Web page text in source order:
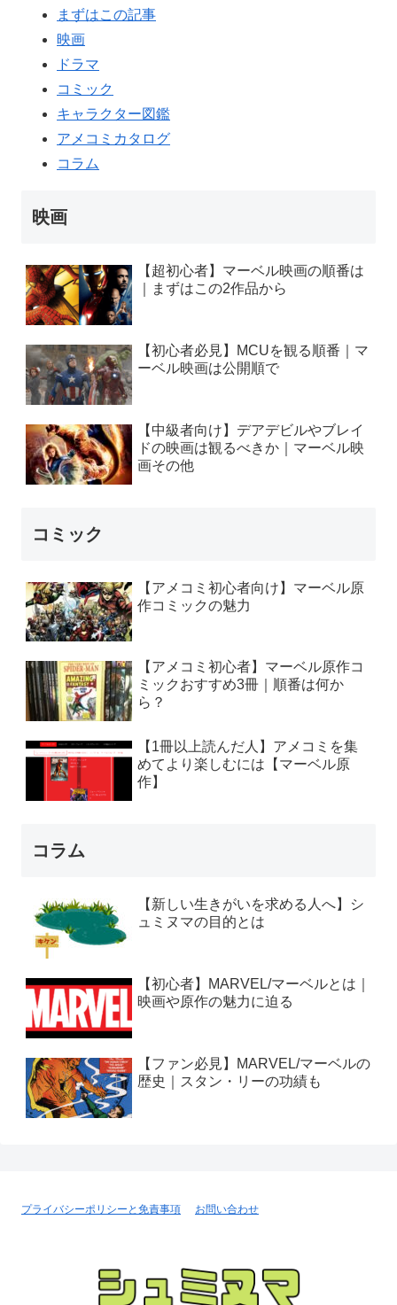
まずはこの記事
映画
ドラマ
コミック
キャラクター図鑑
アメコミカタログ
コラム
映画
【超初心者】マーベル映画の順番は
｜まずはこの2作品から
【初心者必見】MCUを観る順番｜マ
ーベル映画は公開順で
【中級者向け】デアデビルやブレイ
ドの映画は観るべきか｜マーベル映
画その他
コミック
【アメコミ初心者向け】マーベル原
作コミックの魅力
【アメコミ初心者】マーベル原作コ
ミックおすすめ3冊｜順番は何か
ら？
【1冊以上読んだ人】アメコミを集
めてより楽しむには【マーベル原
作】
コラム
【新しい生きがいを求める人へ】シ
ュミヌマの目的とは
【初心者】MARVEL/マーベルとは｜
映画や原作の魅力に迫る
【ファン必見】MARVEL/マーベルの
歴史｜スタン・リーの功績も
プライバシーポリシーと免責事項 お問い合わせ